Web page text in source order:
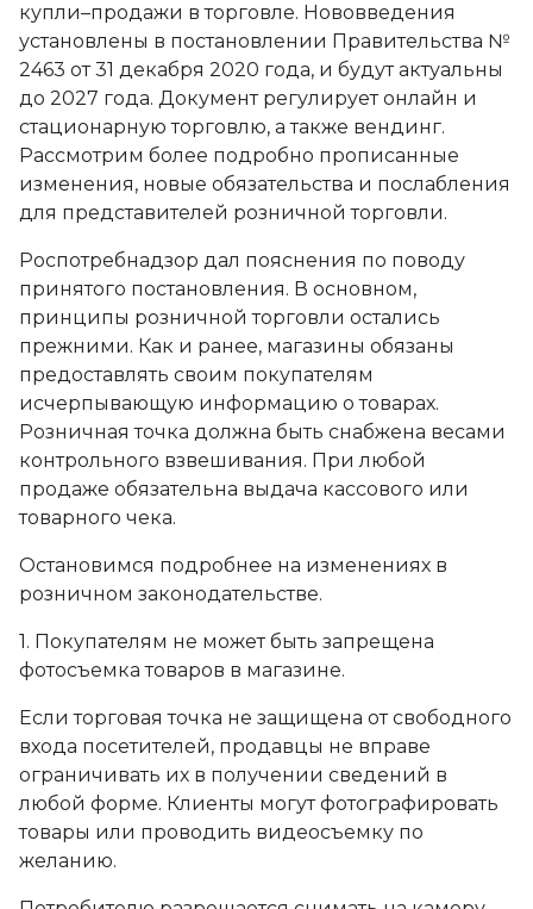
купли–продажи в торговле. Нововведения
установлены в постановлении Правительства №
2463 от 31 декабря 2020 года, и будут актуальны
до 2027 года. Документ регулирует онлайн и
стационарную торговлю, а также вендинг.
Рассмотрим более подробно прописанные
изменения, новые обязательства и послабления
для представителей розничной торговли.
Роспотребнадзор дал пояснения по поводу
принятого постановления. В основном,
принципы розничной торговли остались
прежними. Как и ранее, магазины обязаны
предоставлять своим покупателям
исчерпывающую информацию о товарах.
Розничная точка должна быть снабжена весами
контрольного взвешивания. При любой
продаже обязательна выдача кассового или
товарного чека.
Остановимся подробнее на изменениях в
розничном законодательстве.
1. Покупателям не может быть запрещена
фотосъемка товаров в магазине.
Если торговая точка не защищена от свободного
входа посетителей, продавцы не вправе
ограничивать их в получении сведений в
любой форме. Клиенты могут фотографировать
товары или проводить видеосъемку по
желанию.